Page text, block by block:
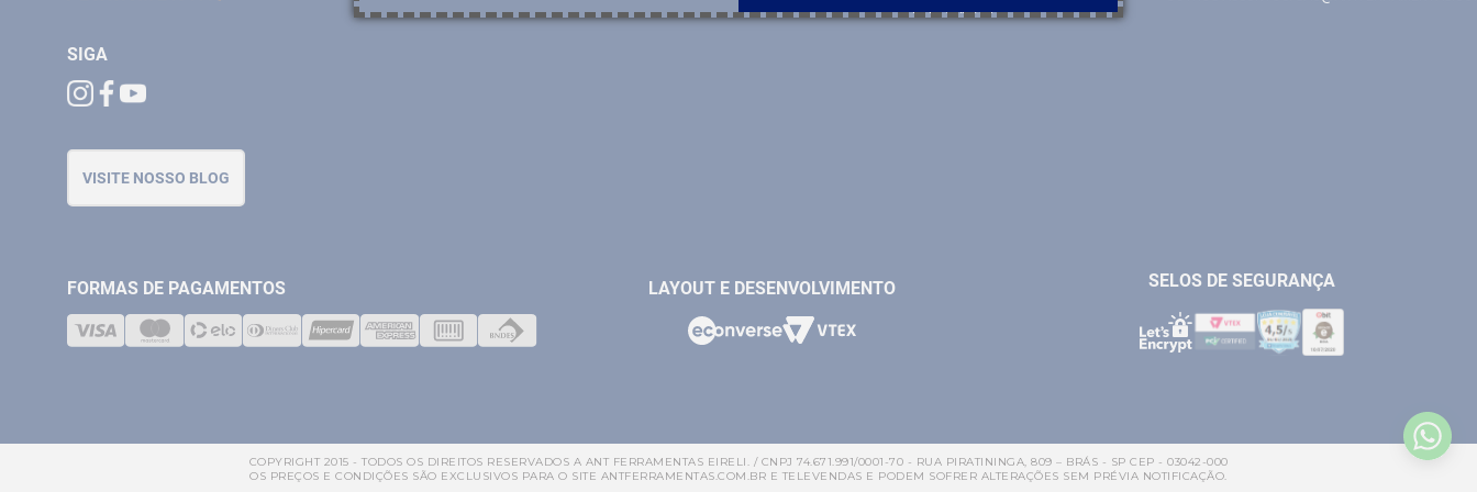
SIGA
VISITE NOSSO BLOG
CASA E JARDIM
FORMAS DE PAGAMENTOS LAYOUT E DESENVOLVIMENTO SELOS DE SEGURANÇA
COPYRIGHT 2015 - TODOS OS DIREITOS RESERVADOS A ANT FERRAMENTAS EIRELI. / CNPJ 74.671.991/0001-70 - RUA PIRATININGA, 809 – BRÁS - SP CEP - 03042-000
OS PREÇOS E CONDIÇÕES SÃO EXCLUSIVOS PARA O SITE ANTFERRAMENTAS.COM.BR E TELEVENDAS E PODEM SOFRER ALTERAÇÕES SEM PRÉVIA NOTIFICAÇÃO.